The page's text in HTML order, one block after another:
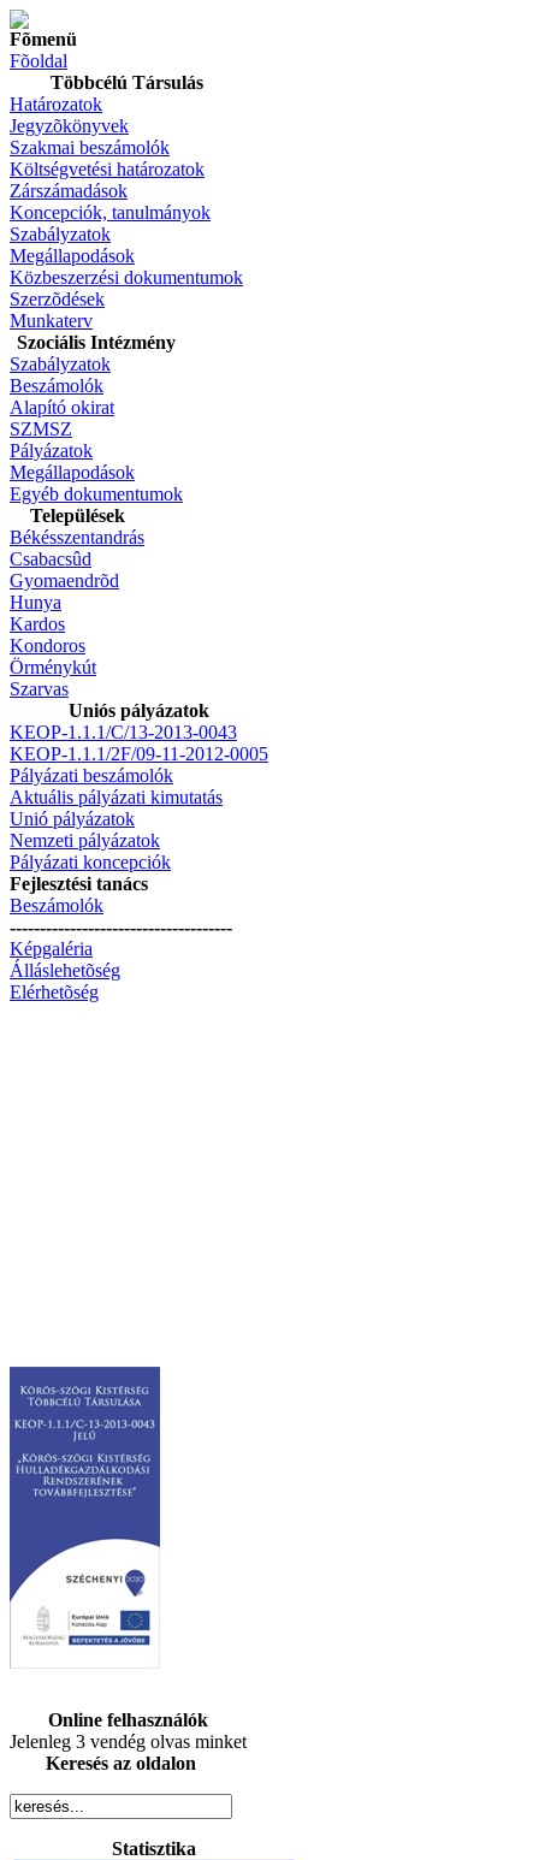
Fõmenü
Fõoldal
Többcélú Társulás
Határozatok
Jegyzõkönyvek
Szakmai beszámolók
Költségvetési határozatok
Zárszámadások
Koncepciók, tanulmányok
Szabályzatok
Megállapodások
Közbeszerzési dokumentumok
Szerzõdések
Munkaterv
Szociális Intézmény
Szabályzatok
Beszámolók
Alapító okirat
SZMSZ
Pályázatok
Megállapodások
Egyéb dokumentumok
Települések
Békésszentandrás
Csabacsûd
Gyomaendrõd
Hunya
Kardos
Kondoros
Örménykút
Szarvas
Uniós pályázatok
KEOP-1.1.1/C/13-2013-0043
KEOP-1.1.1/2F/09-11-2012-0005
Pályázati beszámolók
Aktuális pályázati kimutatás
Unió pályázatok
Nemzeti pályázatok
Pályázati koncepciók
Fejlesztési tanács
Beszámolók
-------------------------------------
Képgaléria
Álláslehetõség
Elérhetõség
Online felhasználók
Jelenleg 3 vendég olvas minket
Keresés az oldalon
Statisztika